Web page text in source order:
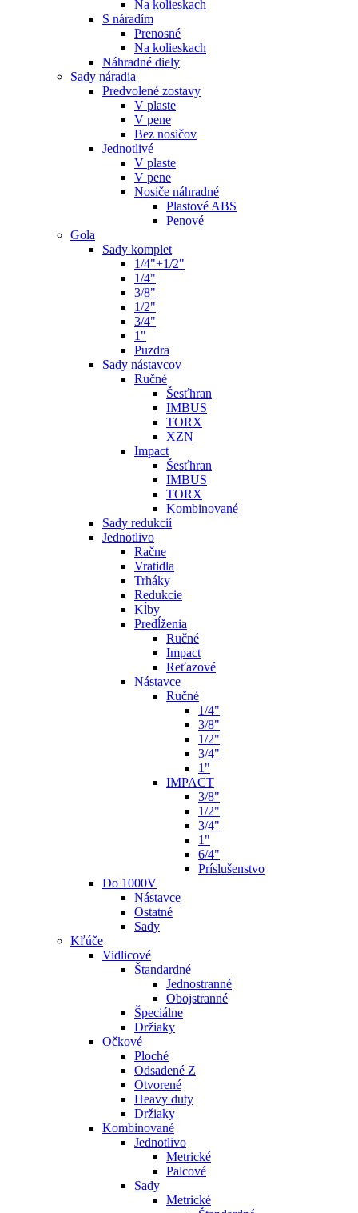
Na kolieskach
S náradím
Prenosné
Na kolieskach
Náhradné diely
Sady náradia
Predvolené zostavy
V plaste
V pene
Bez nosičov
Jednotlivé
V plaste
V pene
Nosiče náhradné
Plastové ABS
Penové
Gola
Sady komplet
1/4"+1/2"
1/4"
3/8"
1/2"
3/4"
1"
Puzdra
Sady nástavcov
Ručné
Šesťhran
IMBUS
TORX
XZN
Impact
Šesťhran
IMBUS
TORX
Kombinované
Sady redukcií
Jednotlivo
Račne
Vratidla
Trháky
Redukcie
Kĺby
Predĺženia
Ručné
Impact
Reťazové
Nástavce
Ručné
1/4"
3/8"
1/2"
3/4"
1"
IMPACT
3/8"
1/2"
3/4"
1"
6/4"
Príslušenstvo
Do 1000V
Nástavce
Ostatné
Sady
Kľúče
Vidlicové
Štandardné
Jednostranné
Obojstranné
Špeciálne
Držiaky
Očkové
Ploché
Odsadené Z
Otvorené
Heavy duty
Držiaky
Kombinované
Jednotlivo
Metrické
Palcové
Sady
Metrické